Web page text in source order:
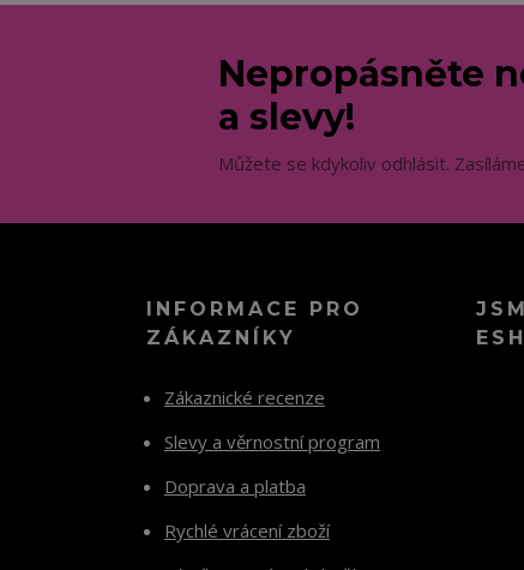
Nepropásněte
a slevy!
Můžete se kdykoliv odhlásit.
INFORMACE PRO
ZÁKAZNÍKY
Zákaznické recenze
Slevy a věrnostní program
Doprava a platba
Rychlé vrácení zboží